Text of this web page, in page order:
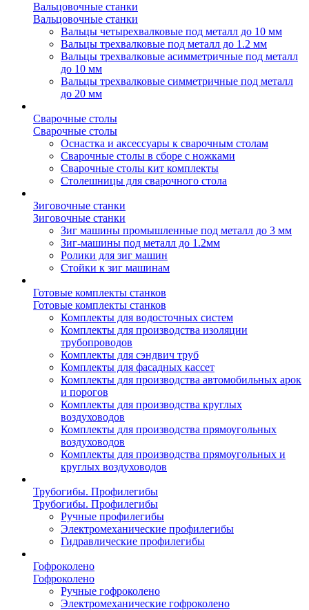
Вальцовочные станки
Вальцовочные станки
Вальцы четырехвалковые под металл до 10 мм
Вальцы трехвалковые под металл до 1.2 мм
Вальцы трехвалковые асимметричные под металл
до 10 мм
Вальцы трехвалковые симметричные под металл
до 20 мм
Сварочные столы
Сварочные столы
Оснастка и аксессуары к сварочным столам
Сварочные столы в сборе с ножками
Сварочные столы кит комплекты
Столешницы для сварочного стола
Зиговочные станки
Зиговочные станки
Зиг машины промышленные под металл до 3 мм
Зиг-машины под металл до 1.2мм
Ролики для зиг машин
Стойки к зиг машинам
Готовые комплекты станков
Готовые комплекты станков
Комплекты для водосточных систем
Комплекты для производства изоляции
трубопроводов
Комплекты для сэндвич труб
Комплекты для фасадных кассет
Комплекты для производства автомобильных арок
и порогов
Комплекты для производства круглых
воздуховодов
Комплекты для производства прямоугольных
воздуховодов
Комплекты для производства прямоугольных и
круглых воздуховодов
Трубогибы. Профилегибы
Трубогибы. Профилегибы
Ручные профилегибы
Электромеханические профилегибы
Гидравлические профилегибы
Гофроколено
Гофроколено
Ручные гофроколено
Электромеханические гофроколено